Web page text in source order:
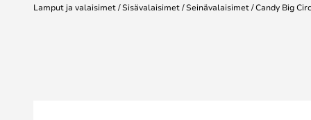
Lamput ja valaisimet Sisävalaisimet Seinävalaisimet Candy Big